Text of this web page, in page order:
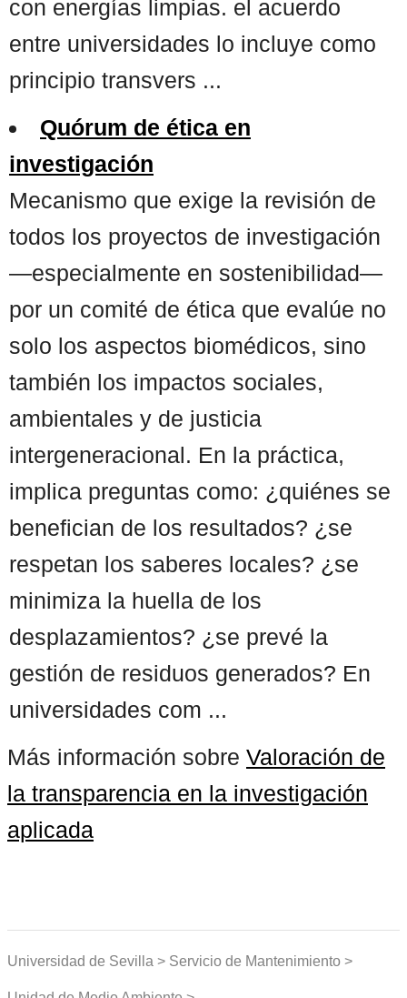
con energías limpias. el acuerdo
entre universidades lo incluye como
principio transvers ...
Quórum de ética en
investigación
Mecanismo que exige la revisión de
todos los proyectos de investigación
—especialmente en sostenibilidad—
por un comité de ética que evalúe no
solo los aspectos biomédicos, sino
también los impactos sociales,
ambientales y de justicia
intergeneracional. En la práctica,
implica preguntas como: ¿quiénes se
benefician de los resultados? ¿se
respetan los saberes locales? ¿se
minimiza la huella de los
desplazamientos? ¿se prevé la
gestión de residuos generados? En
universidades com ...
Más información sobre Valoración de
la transparencia en la investigación
aplicada
Universidad de Sevilla > Servicio de Mantenimiento >